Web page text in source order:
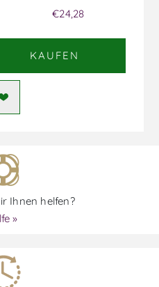
€24,28
KAUFEN
Ihnen helfen?
»